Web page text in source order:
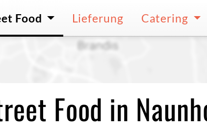
Food Lieferung Catering
Food in